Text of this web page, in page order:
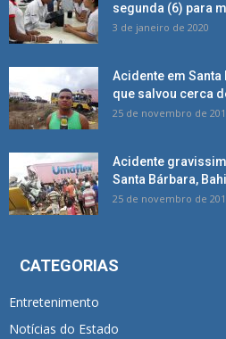
segunda (6) para
3 de janeiro de 2020
Acidente em
que salvou cerca
25 de novembro de
Acidente
Santa Bárbara,
25 de novembro de
CATEGORIAS
Entretenimento
Notícias do Estado